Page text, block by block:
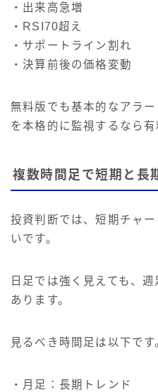
・出来高急増
・RSI70超え
・サポートライン割れ
・決算前後の価格変動
無料版でも基本的なアラ
を本格的に監視するなら
複数時間足で短期と長
投資判断では、短期チャ
いです。
日足では強く見えても、
あります。
見るべき時間足は以下です
・月足：長期トレンド